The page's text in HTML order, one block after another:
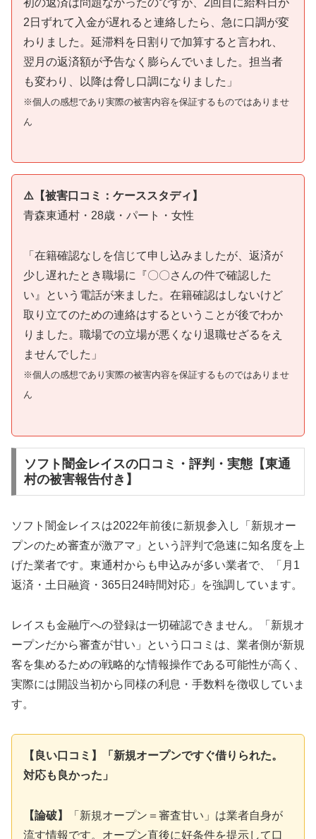
2日ずれて入金が遅れると連絡したら、急に口調が変
わりました。延滞料を日割りで加算すると言われ、
翌月の返済額が予告なく膨らんでいました。担当者
も変わり、以降は脅し口調になりました」
※個人の感想であり実際の被害内容を保証するものではありませ
ん
⚠️【被害口コミ：ケーススタディ】
青森東通村・28歳・パート・女性
「在籍確認なしを信じて申し込みましたが、返済が
少し遅れたとき職場に『〇〇さんの件で確認した
い』という電話が来ました。在籍確認はしないけど
取り立てのための連絡はするということが後でわか
りました。職場での立場が悪くなり退職せざるをえ
ませんでした」
※個人の感想であり実際の被害内容を保証するものではありませ
ん
ソフト闇金レイスの口コミ・評判・実態【東通
村の被害報告付き】
ソフト闇金レイスは2022年前後に新規参入し「新規オー
プンのため審査が激アマ」という評判で急速に知名度を上
げた業者です。東通村からも申込みが多い業者で、「月1
返済・土日融資・365日24時間対応」を強調しています。
レイスも金融庁への登録は一切確認できません。「新規オ
ープンだから審査が甘い」という口コミは、業者側が新規
客を集めるための戦略的な情報操作である可能性が高く、
実際には開設当初から同様の利息・手数料を徴収していま
す。
【良い口コミ】「新規オープンですぐ借りられた。
対応も良かった」
【論破】
「新規オープン＝審査甘い」は業者自身が
流す情報です。オープン直後に好条件を提示して口